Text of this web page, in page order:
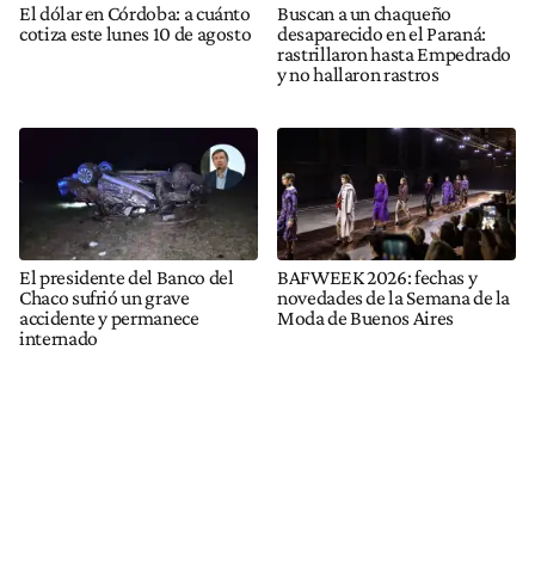
El dólar en Córdoba: a cuánto
cotiza este lunes 10 de agosto
Buscan a un chaqueño
desaparecido en el Paraná:
rastrillaron hasta Empedrado
y no hallaron rastros
El presidente del Banco del
Chaco sufrió un grave
accidente y permanece
internado
BAFWEEK 2026: fechas y
novedades de la Semana de la
Moda de Buenos Aires